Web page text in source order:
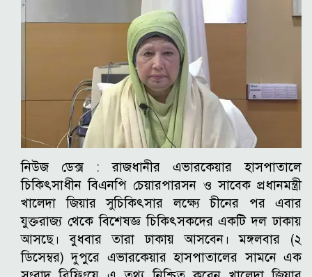
নিউজ ডেক্স : রাজধানীর এভারকেয়ার হাসপাতালে
চিকিৎসাধীন বিএনপি চেয়ারপারসন ও সাবেক প্রধানমন্ত্রী
খালেদা জিয়ার সুচিকিৎসার লক্ষ্যে চীনের পর এবার
যুক্তরাজ্য থেকে বিশেষজ্ঞ চিকিৎসকদের একটি দল ঢাকায়
আসছে। বুধবার তারা ঢাকায় আসবেন। মঙ্গলবার (২
ডিসেম্বর) দুপুরে এভারকেয়ার হাসপাতালের সামনে এক